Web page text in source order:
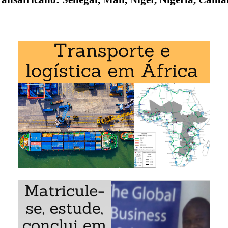
Transaheliana (Dakar-Jamena)
do Corredor Dacar-Jamena
mercados africanos da África Central e Ocidental:
Camarões, Chade
Exemplo: A Rodovia Transaheliana (Corredor Dacar-Jamena):